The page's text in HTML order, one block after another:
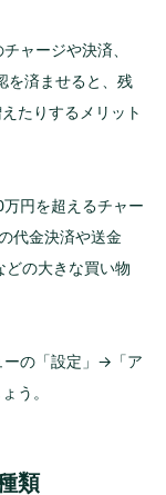
ャージや決済、
を済ませると、残
たりするメリット
円を超えるチャー
代金決済や送金
の大きな買い物
ーの「設定」→「ア
う。
類